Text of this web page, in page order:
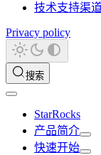
技术支持渠
Privacy policy
搜索
StarRocks
产品简介
快速开始